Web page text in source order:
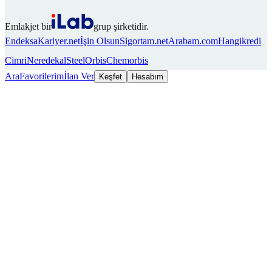
Emlakjet bir
grup şirketidir.
EndeksaKariyer.netİşin OlsunSigortam.netArabam.comHangikredi
CimriNeredekalSteelOrbisChemorbis
AraFavorilerimİlan Ver Keşfet Hesabım